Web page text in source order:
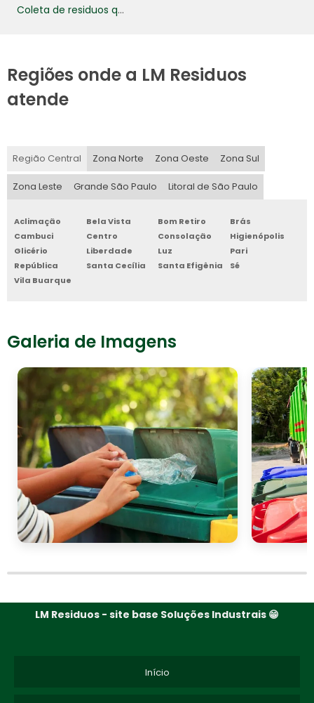
Coleta de residuos químicos
Regiões onde a LM Residuos
atende
Região Central Zona Norte Zona Oeste Zona Sul
Zona Leste Grande São Paulo Litoral de São Paulo
Aclimação Bela Vista Bom Retiro
Brás
Cambuci
Centro Consolação
Higienópolis
Glicério
Liberdade Luz
Pari
República
Santa Cecília Santa Efigênia
Sé
Vila Buarque
Galeria de Imagens
LM Residuos - site base Soluções Industrais 😁
Início